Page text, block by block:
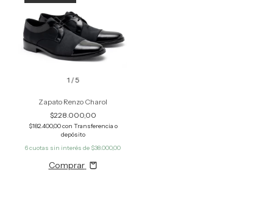
1 /5
Zapato Renzo Charol
$228.000,00
$182.400,00con Transferencia o
depósito
6cuotas sin interés de $38.000,00
Comprar